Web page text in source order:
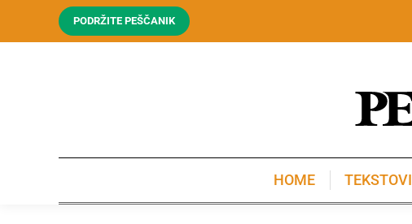
PODRŽITE PEŠČANIK
HOME TEKSTOVI